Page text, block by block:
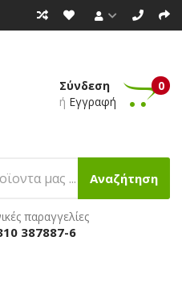
Σύνδεση
ή Εγγραφή
0
Αναζήτηση
παραγγελίες
387887-6